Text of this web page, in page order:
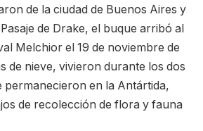
de la ciudad de Buenos Aires y
de Drake, el buque arribó al
Melchior el 19 de noviembre de
de nieve, vivieron durante los dos
permanecieron en la Antártida,
de recolección de flora y fauna